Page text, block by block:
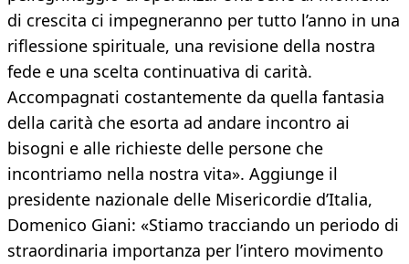
di crescita ci impegneranno per tutto l’anno in una
riflessione spirituale, una revisione della nostra
fede e una scelta continuativa di carità.
Accompagnati costantemente da quella fantasia
della carità che esorta ad andare incontro ai
bisogni e alle richieste delle persone che
incontriamo nella nostra vita». Aggiunge il
presidente nazionale delle Misericordie d’Italia,
Domenico Giani: «Stiamo tracciando un periodo di
straordinaria importanza per l’intero movimento